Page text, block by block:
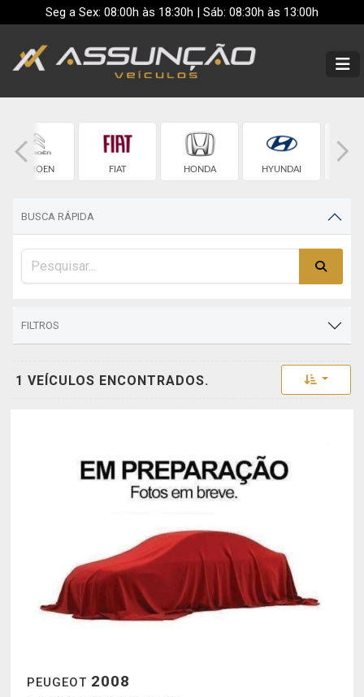
Seg a Sex: 08:00h às 18:30h | Sáb: 08:30h às 13:00h
CITROEN FIAT HONDA HYUNDAI
BUSCA RÁPIDA
FILTROS
1 VEÍCULOS ENCONTRADOS. Toggle
PEUGEOT 2008